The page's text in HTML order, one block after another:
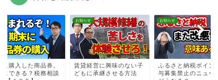
に購入した商品券。
にできる？税務相談
お知らせ
賃貸経営に興味のない子
どもに承継させる方法
お知らせ
ふるさと納税ポイン
与募集禁止のニュー